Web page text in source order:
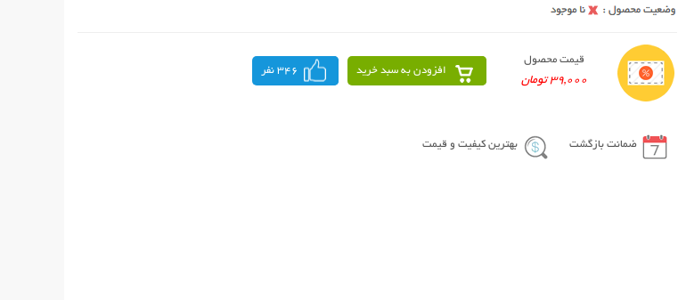
قیمت محصول
39,000 تومان
افزودن به سبد خرید 346 نفر
ضمانت بازگشت بهترین کیفیت و قیمت